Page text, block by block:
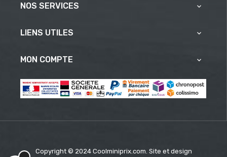
NOS SERVICES 
LIENS UTILES 
MON COMPTE 
Copyright © 2024 Coolminiprix.com. Site et design